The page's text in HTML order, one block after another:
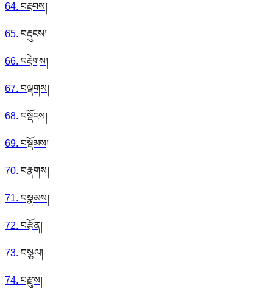
64. བརྡབས།
65. བརྡུངས།
66. བརྡེགས།
67. བལྡགས།
68. བསྡོངས།
69. བསྡོམས།
70. བརྣགས།
71. བསྣམས།
72. བརྩོན།
73. བསྩལ།
74. བརྫུས།